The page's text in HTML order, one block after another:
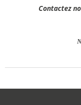
Contactez